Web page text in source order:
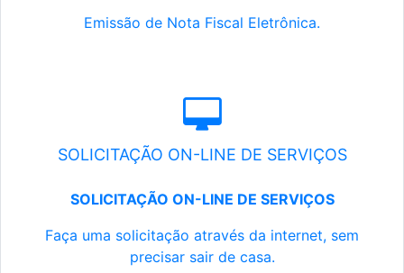
Emissão de Nota Fiscal Eletrônica.
SOLICITAÇÃO ON-LINE DE SERVIÇOS
SOLICITAÇÃO ON-LINE DE SERVIÇOS
Faça uma solicitação através da internet, sem
precisar sair de casa.